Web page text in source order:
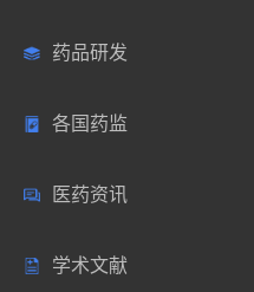
中国常用
药圈资讯
邮箱登录
药典网站
药品研发
药研数据库
药品说明书
药物临床
各国药监
中国
美国
医药资讯
医药新闻
学术文献